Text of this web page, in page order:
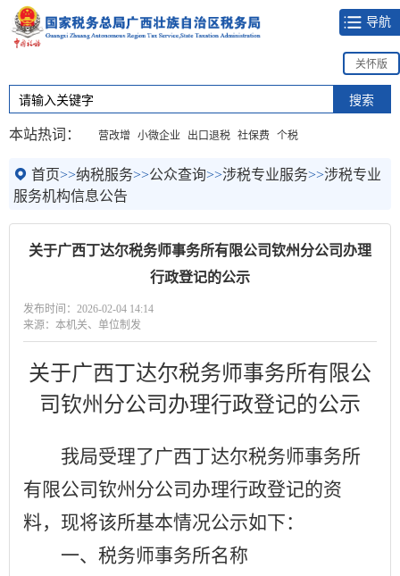
导航
关怀版
本站热词： 营改增 小微企业 出口退税 社保费 个税
首页>>纳税服务>>公众查询>>涉税专业服务>>涉税专业
服务机构信息公告
关于广西丁达尔税务师事务所有限公司钦州分公司办理
行政登记的公示
发布时间：2026-02-04 14:14
来源：本机关、单位制发
关于广西丁达尔税务师事务所有限公
司钦州分公司办理行政登记的公示
我局受理了广西丁达尔税务师事务所
有限公司钦州分公司办理行政登记的资
料，现将该所基本情况公示如下：
一、税务师事务所名称